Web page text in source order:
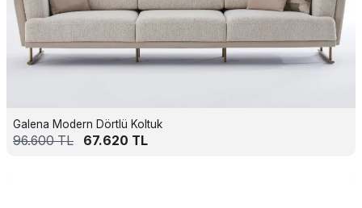
Galena Modern Dörtlü Koltuk
96.600TL 67.620 TL